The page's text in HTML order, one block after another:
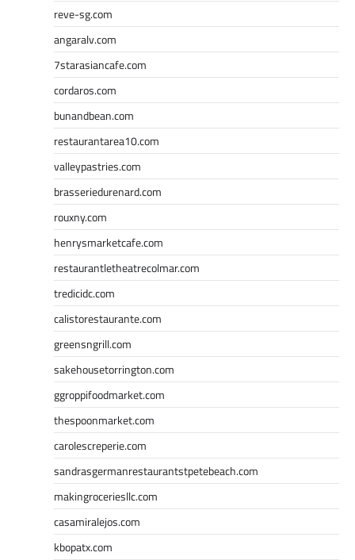
reve-sg.com
angaralv.com
7starasiancafe.com
cordaros.com
bunandbean.com
restaurantarea10.com
valleypastries.com
brasseriedurenard.com
rouxny.com
henrysmarketcafe.com
restaurantletheatrecolmar.com
tredicidc.com
calistorestaurante.com
greensngrill.com
sakehousetorrington.com
ggroppifoodmarket.com
thespoonmarket.com
carolescreperie.com
sandrasgermanrestaurantstpetebeach.com
makingroceriesllc.com
casamiralejos.com
kbopatx.com